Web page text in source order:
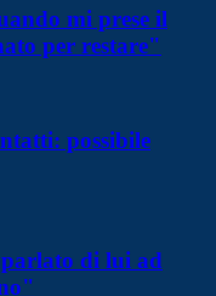
mi prese il
per restare"
possibile
di lui ad